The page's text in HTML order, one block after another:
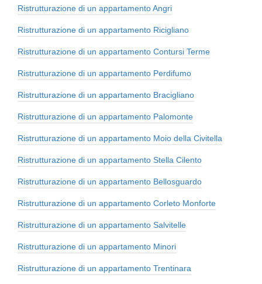
Ristrutturazione di un appartamento Angri
Ristrutturazione di un appartamento Ricigliano
Ristrutturazione di un appartamento Contursi Terme
Ristrutturazione di un appartamento Perdifumo
Ristrutturazione di un appartamento Bracigliano
Ristrutturazione di un appartamento Palomonte
Ristrutturazione di un appartamento Moio della Civitella
Ristrutturazione di un appartamento Stella Cilento
Ristrutturazione di un appartamento Bellosguardo
Ristrutturazione di un appartamento Corleto Monforte
Ristrutturazione di un appartamento Salvitelle
Ristrutturazione di un appartamento Minori
Ristrutturazione di un appartamento Trentinara